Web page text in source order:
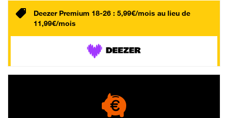
Deezer Premium 18-26 : 5,99€/mois au lieu de
11,99€/mois